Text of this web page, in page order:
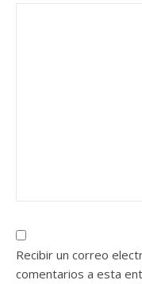
Recibir un correo
comentarios a esta